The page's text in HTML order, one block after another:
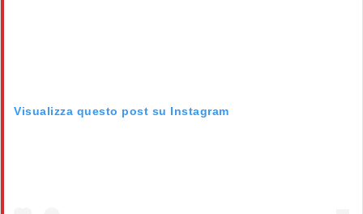
Visualizza questo post su Instagram